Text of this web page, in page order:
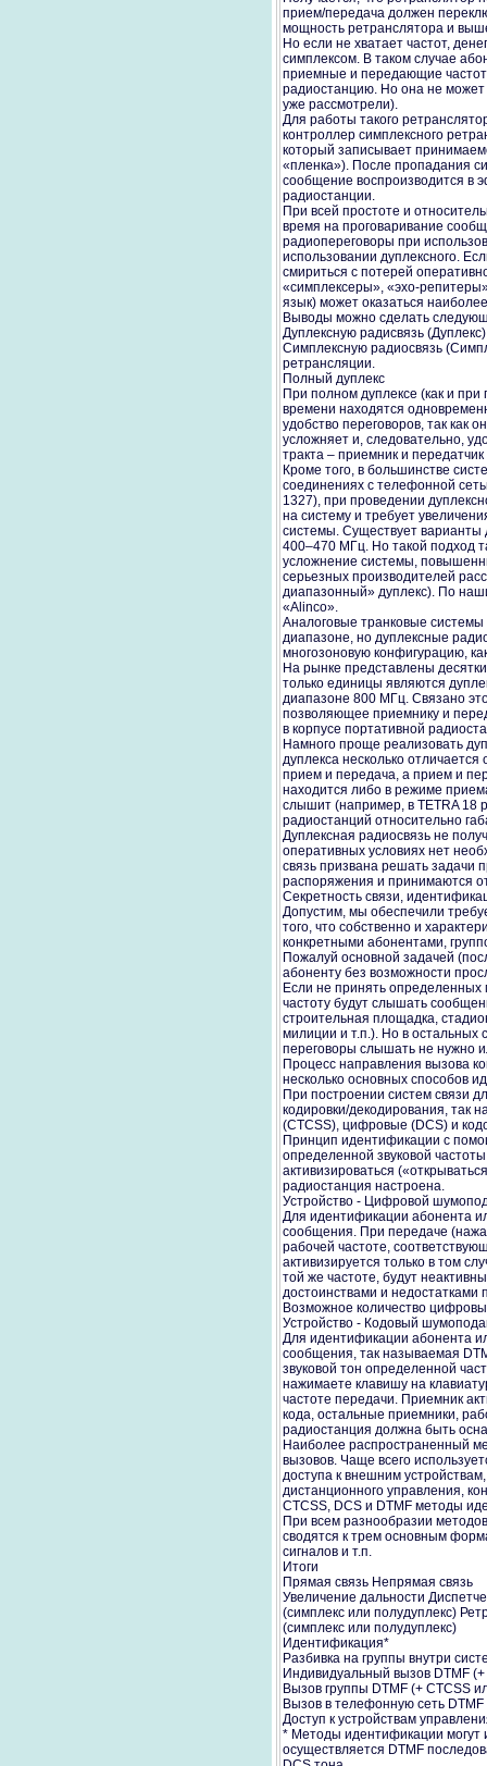
прием/передача должен
мощность ретранслятора и
Но если не хватает частот,
симплексом. В таком случае
приемные и передающие
радиостанцию. Но она не может
уже рассмотрели).
Для работы такого
контроллер симплексного
который записывает
«пленка»). После пропадания
сообщение воспроизводится в
радиостанции.
При всей простоте и
время на проговаривание
радиопереговоры при
использовании дуплексного.
смириться с потерей
«симплексеры», «эхо-
язык) может оказаться
Выводы можно сделать
Дуплексную радисвязь
Симплексную радиосвязь
ретрансляции.
Полный дуплекс
При полном дуплексе (как и
времени находятся
удобство переговоров, так как
усложняет и, следовательно,
тракта – приемник и
Кроме того, в большинстве
соединениях с телефонной
1327), при проведении
на систему и требует
системы. Существует варианты
400–470 МГц. Но такой подход
усложнение системы,
серьезных производителей
диапазонный» дуплекс). По
«Alinco».
Аналоговые транковые системы
диапазоне, но дуплексные
многозоновую конфигурацию,
На рынке представлены
только единицы являются
диапазоне 800 МГц. Связано
позволяющее приемнику и
в корпусе портативной
Намного проще реализовать
дуплекса несколько
прием и передача, а прием и
находится либо в режиме
слышит (например, в TETRA 18
радиостанций относительно
Дуплексная радиосвязь не
оперативных условиях нет
связь призвана решать задачи
распоряжения и принимаются
Секретность связи,
Допустим, мы обеспечили
того, что собственно и
конкретными абонентами,
Пожалуй основной задачей
абоненту без возможности
Если не принять
частоту будут слышать
строительная площадка,
милиции и т.п.). Но в остальных
переговоры слышать не нужно
Процесс направления вызова
несколько основных способов
При построении систем связи
кодировки/декодирования,
(CTCSS), цифровые (DCS) и
Принцип идентификации с
определенной звуковой
активизироваться
радиостанция настроена.
Устройство - Цифровой
Для идентификации абонента
сообщения. При передаче
рабочей частоте,
активизируется только в том
той же частоте, будут
достоинствами и недостатками
Возможное количество
Устройство - Кодовый
Для идентификации абонента
сообщения, так называемая
звуковой тон определенной
нажимаете клавишу на
частоте передачи. Приемник
кода, остальные приемники,
радиостанция должна быть
Наиболее распространенный
вызовов. Чаще всего
доступа к внешним
дистанционного управления,
CTCSS, DCS и DTMF методы
При всем разнообразии
сводятся к трем основным
сигналов и т.п.
Итоги
Прямая связь Непрямая связь
Увеличение дальности
(симплекс или полудуплекс)
(симплекс или полудуплекс)
Идентификация*
Разбивка на группы внутри
Индивидуальный вызов DTMF
Вызов группы DTMF (+ CTCSS
Вызов в телефонную сеть
Доступ к устройствам
* Методы идентификации могут
осуществляется DTMF